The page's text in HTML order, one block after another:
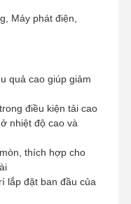
Máy phát điện,
quả cao giúp giảm
điều kiện tải cao
nhiệt độ cao và
thích hợp cho
lắp đặt ban đầu của